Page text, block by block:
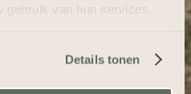
van hun services.
Details tonen